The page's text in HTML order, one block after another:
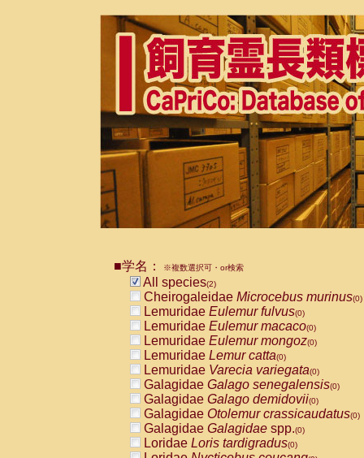
■学名： ※複数選択可・or検索
All species(2)
Cheirogaleidae Microcebus murinus(0)
Lemuridae Eulemur fulvus(0)
Lemuridae Eulemur macaco(0)
Lemuridae Eulemur mongoz(0)
Lemuridae Lemur catta(0)
Lemuridae Varecia variegata(0)
Galagidae Galago senegalensis(0)
Galagidae Galago demidovii(0)
Galagidae Otolemur crassicaudatus(0)
Galagidae Galagidae spp.(0)
Loridae Loris tardigradus(0)